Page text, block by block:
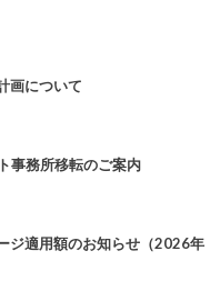
画について
事務所移転のご案内
ジ適用額のお知らせ（2026年